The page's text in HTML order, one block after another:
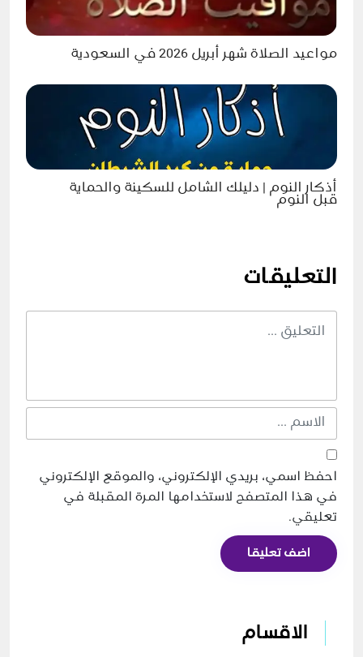
مواعيد الصلاة شهر أبريل 2026 في السعودية
أذكار النوم | دليلك الشامل للسكينة والحماية
قبل النوم
التعليقات
احفظ اسمي، بريدي الإلكتروني، والموقع الإلكتروني
في هذا المتصفح لاستخدامها المرة المقبلة في
تعليقي.
اضف تعليقا
الاقسام